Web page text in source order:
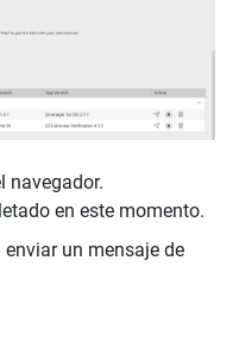
navegador.
en este momento.
enviar un mensaje de